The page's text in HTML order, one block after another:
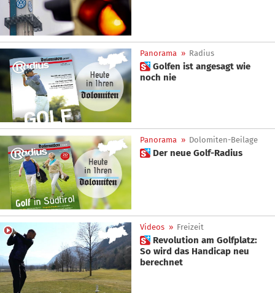
Panorama » Radius
 Golfen ist angesagt wie
noch nie
Panorama » Dolomiten-Beilage
 Der neue Golf-Radius
Videos » Freizeit
 Revolution am Golfplatz:
So wird das Handicap neu
berechnet